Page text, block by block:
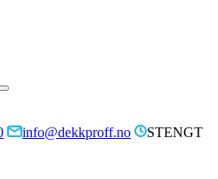
info@dekkproff.no
STENGT